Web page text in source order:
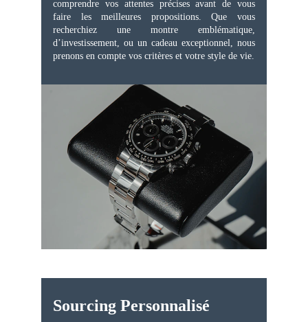
Sourcing Personnalisé
comprendre vos attentes précises avant de vous
faire les meilleures propositions. Que vous
recherchiez une montre emblématique,
d’investissement, ou un cadeau exceptionnel, nous
prenons en compte vos critères et votre style de vie.